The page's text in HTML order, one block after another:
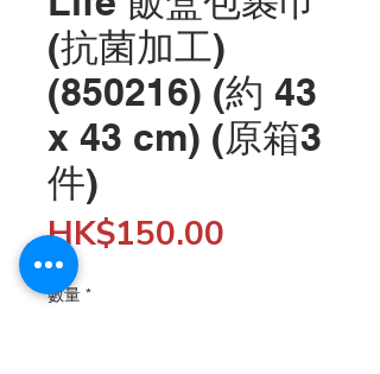
(抗菌加工)
(850216) (約 43
x 43 cm) (原箱3
件)
HK$150.00
數量 *